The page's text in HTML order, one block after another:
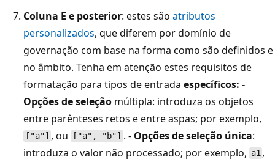
Coluna E e posterior: estes são atributos
personalizados, que diferem por domínio de
governação com base na forma como são definidos e
no âmbito. Tenha em atenção estes requisitos de
formatação para tipos de entrada específicos: -
Opções de seleção múltipla: introduza os objetos
entre parênteses retos e entre aspas; por exemplo,
["a"] , ou ["a", "b"] . - Opções de seleção única:
introduza o valor não processado; por exemplo, a1 ,